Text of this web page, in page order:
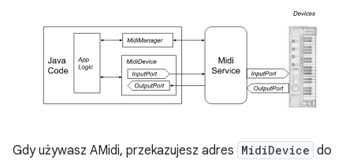
Gdy używasz AMidi, przekazujesz adres MidiDevice do